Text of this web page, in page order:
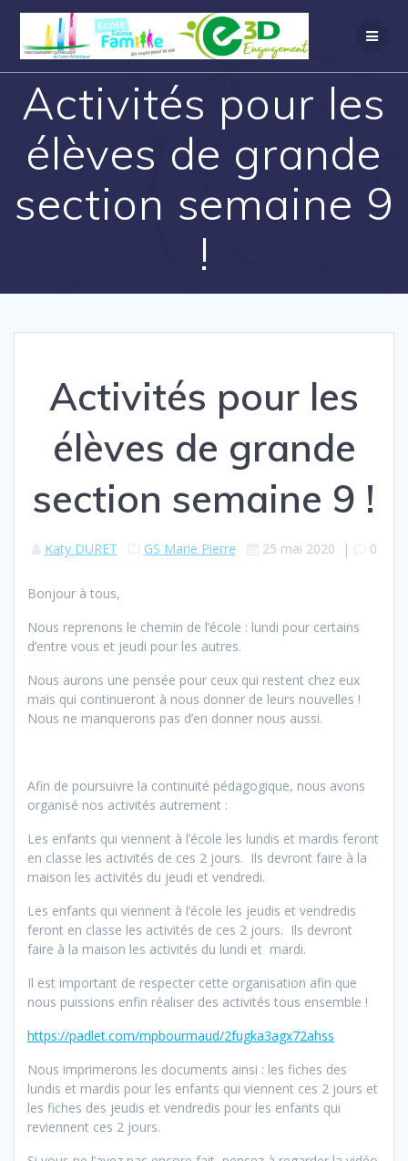
Activités pour les
élèves de grande
section semaine 9
!
Activités pour les
élèves de grande
section semaine 9 !
Katy DURET GS Marie Pierre 25 mai 2020 | 0
Bonjour à tous,
Nous reprenons le chemin de l’école : lundi pour certains
d’entre vous et jeudi pour les autres.
Nous aurons une pensée pour ceux qui restent chez eux
mais qui continueront à nous donner de leurs nouvelles !
Nous ne manquerons pas d’en donner nous aussi.
Afin de poursuivre la continuité pédagogique, nous avons
organisé nos activités autrement :
Les enfants qui viennent à l’école les lundis et mardis feront
en classe les activités de ces 2 jours. Ils devront faire à la
maison les activités du jeudi et vendredi.
Les enfants qui viennent à l’école les jeudis et vendredis
feront en classe les activités de ces 2 jours. Ils devront
faire à la maison les activités du lundi et mardi.
Il est important de respecter cette organisation afin que
nous puissions enfin réaliser des activités tous ensemble !
https://padlet.com/mpbourmaud/2fugka3agx72ahss
Nous imprimerons les documents ainsi : les fiches des
lundis et mardis pour les enfants qui viennent ces 2 jours et
les fiches des jeudis et vendredis pour les enfants qui
reviennent ces 2 jours.